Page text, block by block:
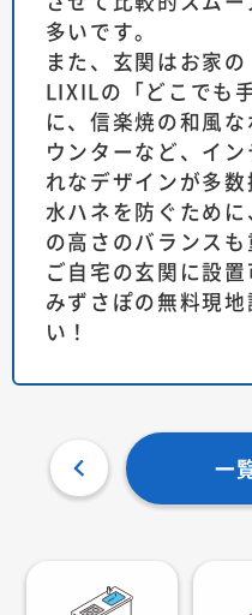
多いです。
また、玄関はお家の
LIXILの「どこでも
に、信楽焼の和風
ウンターなど、イ
れなデザインが多数
水ハネを防ぐため
の高さのバランスも
ご自宅の玄関に設
みずさぽの無料現
い！
一